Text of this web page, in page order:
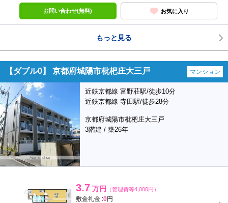
お問い合わせ(無料) お気に入り
もっと見る
【ダブル0】 京都府城陽市枇杷庄大三戸 マンション
近鉄京都線 富野荘駅/徒歩10分
近鉄京都線 寺田駅/徒歩28分
京都府城陽市枇杷庄大三戸
3階建 / 築26年
3.7 万円 （管理費等4,000円）
敷金礼金 :0円